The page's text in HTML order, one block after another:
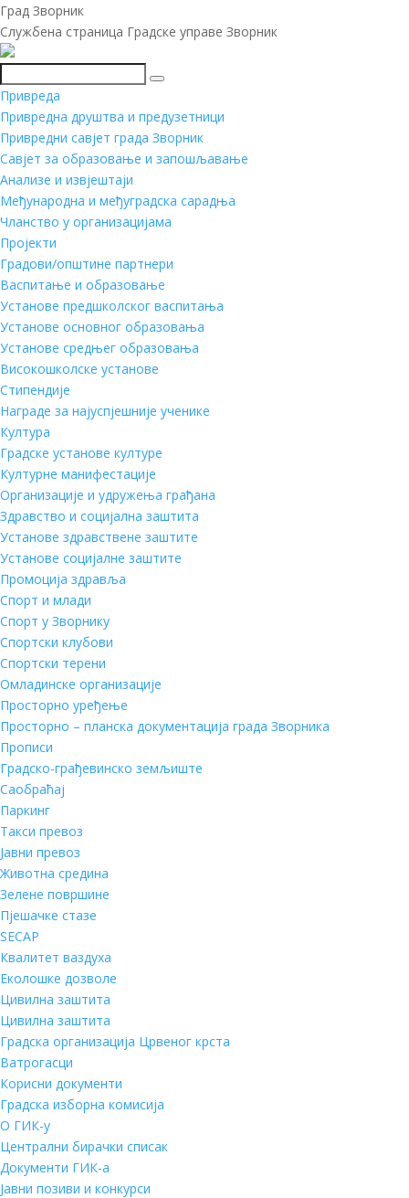
Град Зворник
Службена страница Градске управе Зворник
Претражи
Привреда
Привредна друштва и предузетници
Привредни савјет града Зворник
Савјет за образовање и запошљавање
Анализе и извјештаји
Међународна и међуградска сарадња
Чланство у организацијама
Пројекти
Градови/општине партнери
Васпитање и образовање
Установе предшколског васпитања
Установе основног образовања
Установе средњег образовања
Високошколске установе
Стипендије
Награде за најуспјешније ученике
Култура
Градске установе културе
Културне манифестације
Организације и удружења грађана
Здравство и социјална заштита
Установе здравствене заштите
Установе социјалне заштите
Промоција здравља
Спорт и млади
Спорт у Зворнику
Спортски клубови
Спортски терени
Омладинске организације
Просторно уређење
Просторно – планска документација града Зворника
Прописи
Градско-грађевинско земљиште
Саобраћај
Паркинг
Такси превоз
Јавни превоз
Животна средина
Зелене површине
Пјешачке стазе
SECAP
Квалитет ваздуха
Еколошке дозволе
Цивилна заштита
Цивилна заштита
Градска организација Црвеног крста
Ватрогасци
Корисни документи
Градска изборна комисија
О ГИК-у
Централни бирачки списак
Документи ГИК-а
Јавни позиви и конкурси